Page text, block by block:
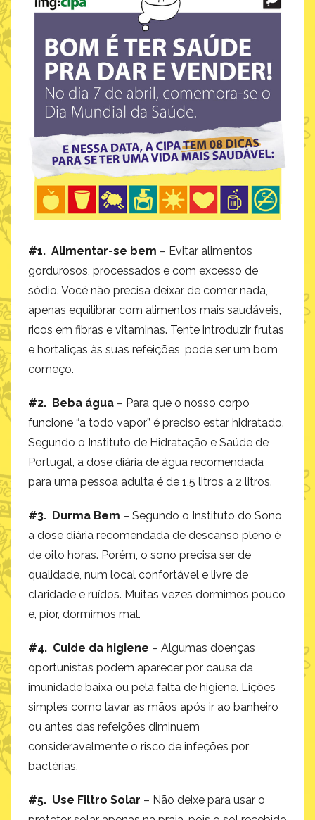
#1. Alimentar-se bem – Evitar alimentos
gordurosos, processados e com excesso de
sódio. Você não precisa deixar de comer nada,
apenas equilibrar com alimentos mais saudáveis,
ricos em fibras e vitaminas. Tente introduzir frutas
e hortaliças às suas refeições, pode ser um bom
começo.
#2. Beba água – Para que o nosso corpo
funcione “a todo vapor” é preciso estar hidratado.
Segundo o Instituto de Hidratação e Saúde de
Portugal, a dose diária de água recomendada
para uma pessoa adulta é de 1,5 litros a 2 litros.
#3. Durma Bem – Segundo o Instituto do Sono,
a dose diária recomendada de descanso pleno é
de oito horas. Porém, o sono precisa ser de
qualidade, num local confortável e livre de
claridade e ruídos. Muitas vezes dormimos pouco
e, pior, dormimos mal.
#4. Cuide da higiene – Algumas doenças
oportunistas podem aparecer por causa da
imunidade baixa ou pela falta de higiene. Lições
simples como lavar as mãos após ir ao banheiro
ou antes das refeições diminuem
consideravelmente o risco de infeções por
bactérias.
#5. Use Filtro Solar – Não deixe para usar o